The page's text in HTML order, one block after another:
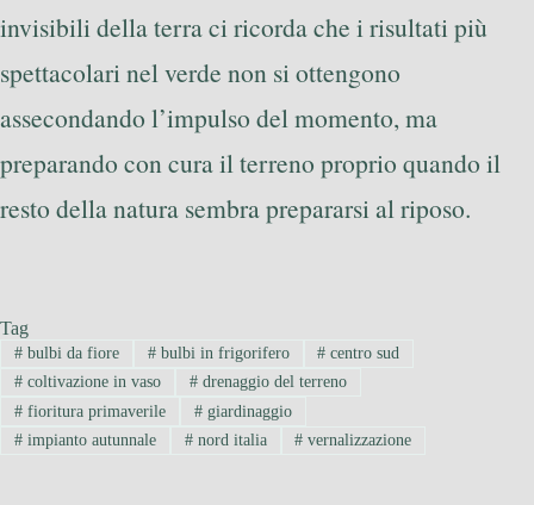
invisibili della terra ci ricorda che i risultati più
spettacolari nel verde non si ottengono
assecondando l’impulso del momento, ma
preparando con cura il terreno proprio quando il
resto della natura sembra prepararsi al riposo.
Tag
#bulbi da fiore #bulbi in frigorifero # centro sud
#coltivazione in vaso #drenaggio del terreno
#fioritura primaverile #giardinaggio
#impianto autunnale #nord italia # vernalizzazione